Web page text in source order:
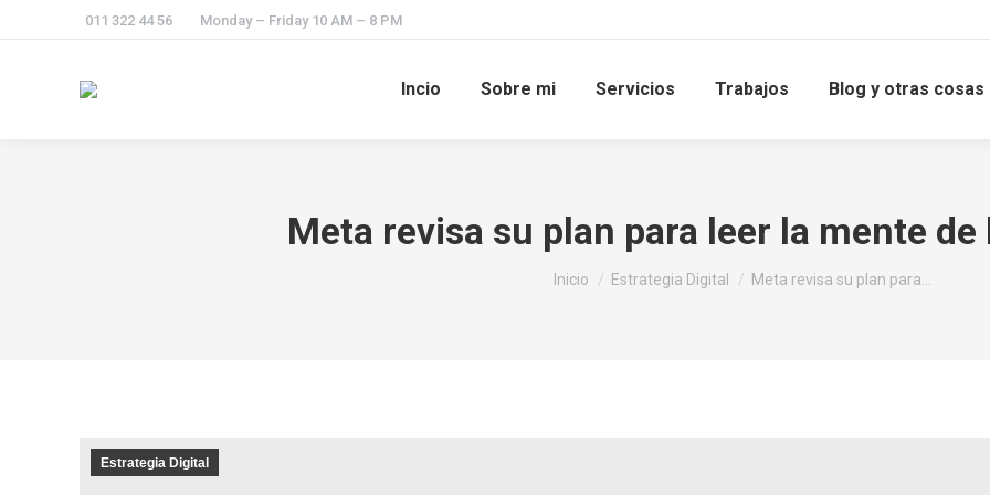
011 322 44 56 Monday – Friday 10 AM – 8 PM
Incio Sobre mi Servicios Trabajos Blog y otras cosas
Meta revisa su plan para leer la mente de
Estás aquí:
Inicio Estrategia Digital Meta revisa su plan para…
Estrategia Digital